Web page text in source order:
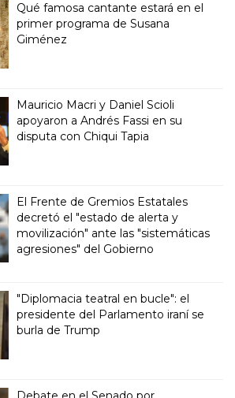
Qué famosa cantante estará en el
primer programa de Susana
Giménez
Mauricio Macri y Daniel Scioli
apoyaron a Andrés Fassi en su
disputa con Chiqui Tapia
El Frente de Gremios Estatales
decretó el "estado de alerta y
movilización" ante las "sistemáticas
agresiones" del Gobierno
"Diplomacia teatral en bucle": el
presidente del Parlamento iraní se
burla de Trump